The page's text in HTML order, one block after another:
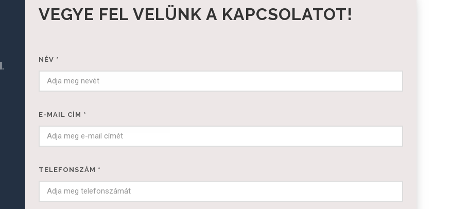
VEGYE FEL VELÜNK A KAPCSOLATOT!
NÉV *
E-MAIL CÍM *
TELEFONSZÁM *